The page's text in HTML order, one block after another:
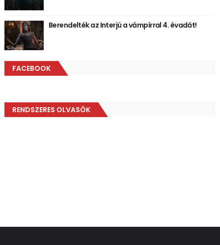
Berendelték az Interjú a vámpírral 4. évadát!
FACEBOOK
RENDSZERES OLVASÓK